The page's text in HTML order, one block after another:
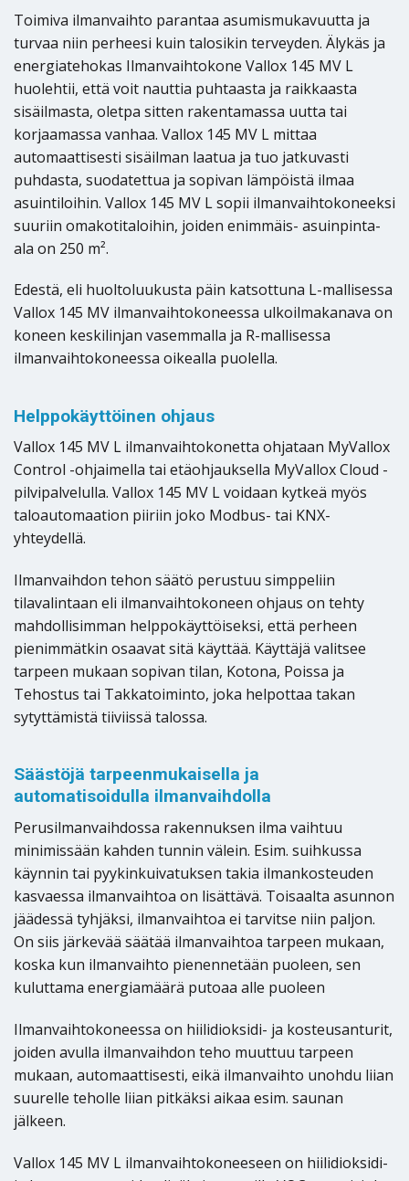
Toimiva ilmanvaihto parantaa asumismukavuutta ja
turvaa niin perheesi kuin talosikin terveyden. Älykäs ja
energiatehokas Ilmanvaihtokone Vallox 145 MV L
huolehtii, että voit nauttia puhtaasta ja raikkaasta
sisäilmasta, oletpa sitten rakentamassa uutta tai
korjaamassa vanhaa. Vallox 145 MV L mittaa
automaattisesti sisäilman laatua ja tuo jatkuvasti
puhdasta, suodatettua ja sopivan lämpöistä ilmaa
asuintiloihin. Vallox 145 MV L sopii ilmanvaihtokoneeksi
suuriin omakotitaloihin, joiden enimmäis- asuinpinta-
ala on 250 m².
Edestä, eli huoltoluukusta päin katsottuna L-mallisessa
Vallox 145 MV ilmanvaihtokoneessa ulkoilmakanava on
koneen keskilinjan vasemmalla ja R-mallisessa
ilmanvaihtokoneessa oikealla puolella.
Helppokäyttöinen ohjaus
Vallox 145 MV L ilmanvaihtokonetta ohjataan MyVallox
Control -ohjaimella tai etäohjauksella MyVallox Cloud -
pilvipalvelulla. Vallox 145 MV L voidaan kytkeä myös
taloautomaation piiriin joko Modbus- tai KNX-
yhteydellä.
Ilmanvaihdon tehon säätö perustuu simppeliin
tilavalintaan eli ilmanvaihtokoneen ohjaus on tehty
mahdollisimman helppokäyttöiseksi, että perheen
pienimmätkin osaavat sitä käyttää. Käyttäjä valitsee
tarpeen mukaan sopivan tilan, Kotona, Poissa ja
Tehostus tai Takkatoiminto, joka helpottaa takan
sytyttämistä tiiviissä talossa.
Säästöjä tarpeenmukaisella ja
automatisoidulla ilmanvaihdolla
Perusilmanvaihdossa rakennuksen ilma vaihtuu
minimissään kahden tunnin välein. Esim. suihkussa
käynnin tai pyykinkuivatuksen takia ilmankosteuden
kasvaessa ilmanvaihtoa on lisättävä. Toisaalta asunnon
jäädessä tyhjäksi, ilmanvaihtoa ei tarvitse niin paljon.
On siis järkevää säätää ilmanvaihtoa tarpeen mukaan,
koska kun ilmanvaihto pienennetään puoleen, sen
kuluttama energiamäärä putoaa alle puoleen
Ilmanvaihtokoneessa on hiilidioksidi- ja kosteusanturit,
joiden avulla ilmanvaihdon teho muuttuu tarpeen
mukaan, automaattisesti, eikä ilmanvaihto unohdu liian
suurelle teholle liian pitkäksi aikaa esim. saunan
jälkeen.
Vallox 145 MV L ilmanvaihtokoneeseen on hiilidioksidi-